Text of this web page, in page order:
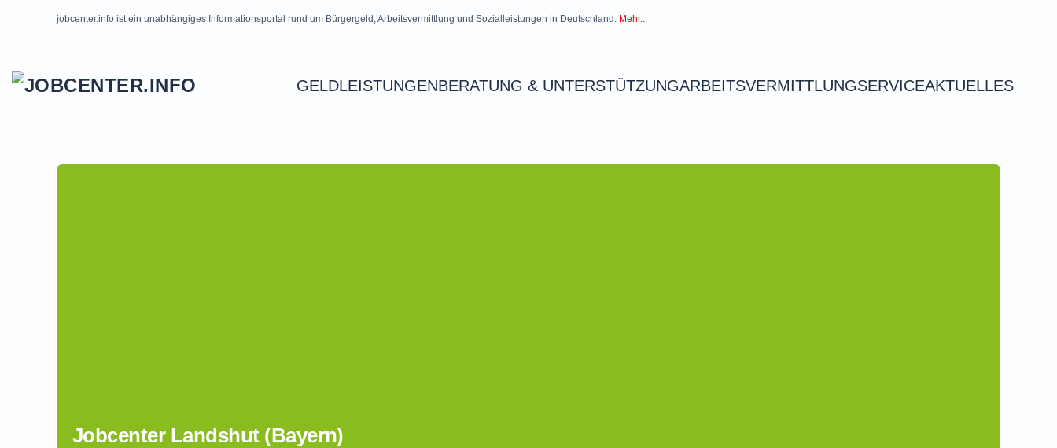
jobcenter.info ist ein unabhängiges Informationsportal rund um Bürgergeld, Arbeitsvermittlung und Sozialleistungen in Deutschland. Mehr...
GELDLEISTUNGENBERATUNG & UNTERSTÜTZUNGARBEITSVERMITTLUNGSERVICEAKTUELLES
Jobcenter Landshut (Bayern)